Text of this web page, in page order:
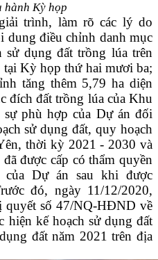
hành Kỳ họp
trình, làm rõ các lý do
điều chỉnh danh mục
sử dụng đất trồng lúa trên
Kỳ họp thứ hai mươi ba;
tăng thêm 5,79 ha diện
đích đất trồng lúa của Khu
phù hợp của Dự án đối
sử dụng đất, quy hoạch
thời kỳ 2021 - 2030 và
được cấp có thẩm quyền
của Dự án sau khi được
đó, ngày 11/12/2020,
số 47/NQ-HĐND về
hiện kế hoạch sử dụng đất
đất năm 2021 trên địa